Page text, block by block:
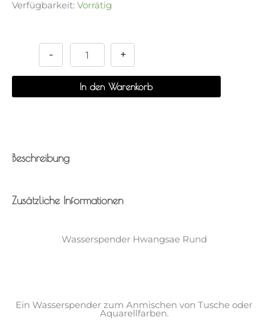
Verfügbarkeit: Vorrätig
-
Hwangsae
Menge
+
In den Warenkorb
Beschreibung
Zusätzliche Informationen
Wasserspender Hwangsae Rund
Ein Wasserspender zum Anmischen von Tusche oder
Aquarellfarben.